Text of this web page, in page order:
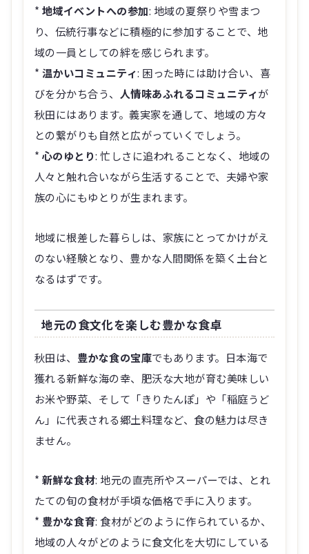
* 地域イベントへの参加: 地域の夏祭りや雪まつ
り、伝統行事などに積極的に参加することで、地
域の一員としての絆を感じられます。
* 温かいコミュニティ: 困った時には助け合い、喜
びを分かち合う、 人情味あふれるコミュニティが
秋田にはあります。義実家を通して、地域の方々
との繋がりも自然と広がっていくでしょう。
* 心のゆとり: 忙しさに追われることなく、地域の
人々と触れ合いながら生活することで、夫婦や家
族の心にもゆとりが生まれます。
地域に根差した暮らしは、家族にとってかけがえ
のない経験となり、豊かな人間関係を築く土台と
なるはずです。
地元の食文化を楽しむ豊かな食卓
秋田は、 豊かな食の宝庫でもあります。日本海で
獲れる新鮮な海の幸、肥沃な大地が育む美味しい
お米や野菜、そして「きりたんぽ」や「稲庭うど
ん」に代表される郷土料理など、食の魅力は尽き
ません。
* 新鮮な食材: 地元の直売所やスーパーでは、とれ
たての旬の食材が手頃な価格で手に入ります。
* 豊かな食育: 食材がどのように作られているか、
地域の人々がどのように食文化を大切にしている